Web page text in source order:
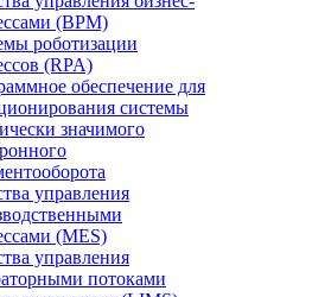
(BPM)
роботизации
(RPA)
обеспечение для
системы
значимого
управления
(MES)
управления
потоками